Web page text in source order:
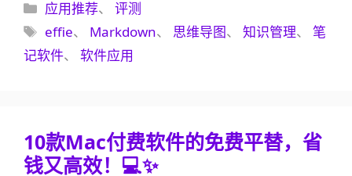
分
类
应用推荐、评测
标
签
effie、 Markdown、 思维导图、知识管理、笔
记软件、 软件应用
10款Mac付费软件的免费平替，省
钱又高效！💻✨